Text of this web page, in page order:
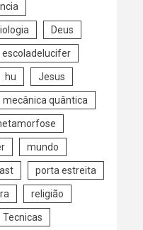
Deus
escoladelucifer
hu Jesus
mecânica quântica
mundo
porta estreita
ra religião
Tecnicas